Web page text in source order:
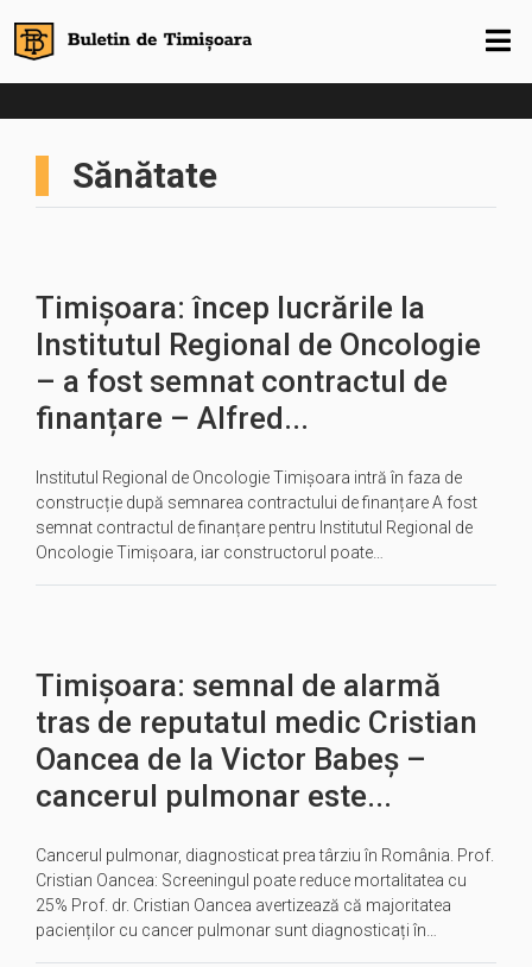
Sănătate
Timișoara: încep lucrările la
Institutul Regional de Oncologie
– a fost semnat contractul de
finanțare – Alfred...
Institutul Regional de Oncologie Timișoara intră în faza de
construcție după semnarea contractului de finanțare A fost
semnat contractul de finanțare pentru Institutul Regional de
Oncologie Timișoara, iar constructorul poate…
Timișoara: semnal de alarmă
tras de reputatul medic Cristian
Oancea de la Victor Babeș –
cancerul pulmonar este...
Cancerul pulmonar, diagnosticat prea târziu în România. Prof.
Cristian Oancea: Screeningul poate reduce mortalitatea cu
25% Prof. dr. Cristian Oancea avertizează că majoritatea
pacienților cu cancer pulmonar sunt diagnosticați în…